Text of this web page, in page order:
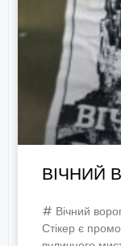
ВІЧНИЙ
# Вічний
Стікер є